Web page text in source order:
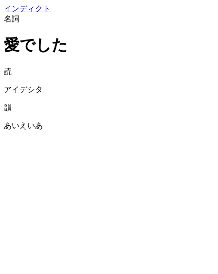
インディクト
名詞
愛でした
読
アイデシタ
韻
あいえいあ